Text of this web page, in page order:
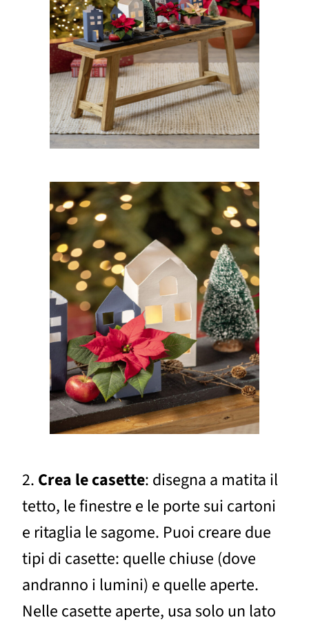
2. Crea le casette: disegna a matita il
tetto, le finestre e le porte sui cartoni
e ritaglia le sagome. Puoi creare due
tipi di casette: quelle chiuse (dove
andranno i lumini) e quelle aperte.
Nelle casette aperte, usa solo un lato